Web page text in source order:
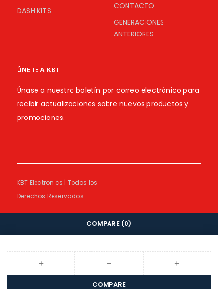
DASH KITS
CONTACTO
GENERACIONES
ANTERIORES
ÚNETE A KBT
Únase a nuestro boletín por correo electrónico para
recibir actualizaciones sobre nuevos productos y
promociones.
KBT Electronics | Todos los
Derechos Reservados
COMPARE (0)
COMPARE